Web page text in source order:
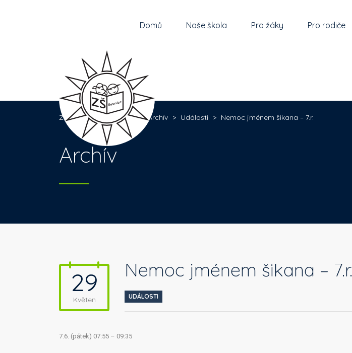
Domů Naše škola Pro žáky Pro rodiče
Základní škola Řevnice > Archív > Události > Nemoc jménem šikana – 7.r.
Archív
29
Květen
Nemoc jménem šikana – 7.r.
UDÁLOSTI
7.6. (pátek) 07:55 – 09:35